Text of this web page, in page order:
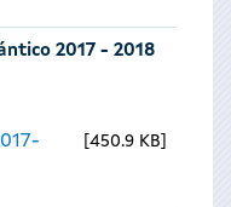
2017 - 2018
450.9 KB